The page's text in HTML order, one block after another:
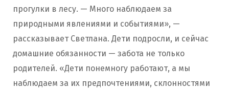
прогулки в лесу. — Много наблюдаем за
природными явлениями и событиями», —
рассказывает Светлана. Дети подросли, и сейчас
домашние обязанности — забота не только
родителей. «Дети понемногу работают, а мы
наблюдаем за их предпочтениями, склонностями